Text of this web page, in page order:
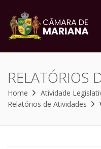
RELATÓRIOS
Home Atividade
Relatórios de Atividades